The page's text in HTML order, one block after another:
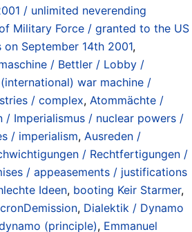
/ unlimited neverending
Military Force / granted to the US
September 14th 2001,
/ Bettler / Lobby /
war machine /
/ complex, Atommächte /
/ Imperialismus / nuclear powers /
/ imperialism, Ausreden /
/ Rechtfertigungen /
/ appeasements / justifications
Ideen, booting Keir Starmer,
, Dialektik / Dynamo
(principle), Emmanuel